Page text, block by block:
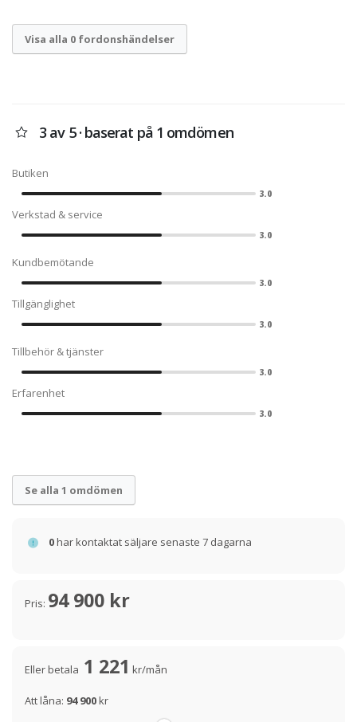
Visa alla 0 fordonshändelser
3 av 5 · baserat på 1 omdömen
Butiken
3.0
Verkstad & service
3.0
Kundbemötande
3.0
Tillgänglighet
3.0
Tillbehör & tjänster
3.0
Erfarenhet
3.0
Se alla 1 omdömen
0har kontaktat säljare senaste 7 dagarna
Pris: 94 900 kr
Eller betala 1 221 kr/mån
Att låna: 94 900kr